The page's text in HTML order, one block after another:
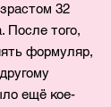
32
После того,
формуляр,
ещё кое-